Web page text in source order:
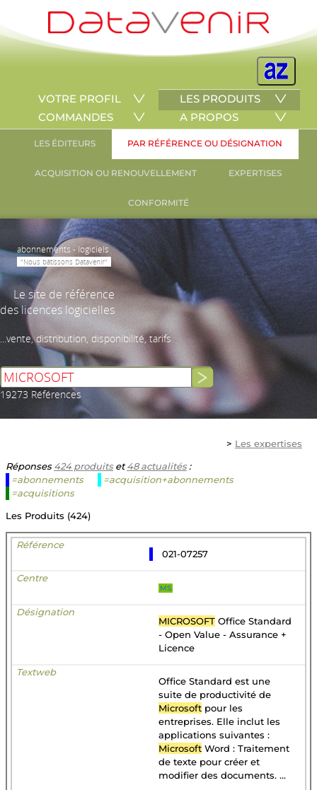
VOTRE PROFIL
LES PRODUITS
COMMANDES
A PROPOS
LES ÉDITEURS PAR RÉFÉRENCE OU DÉSIGNATION
ACQUISITION OU RENOUVELLEMENT EXPERTISES
CONFORMITÉ
abonnements - logiciels
"Nous bâtissons Datavenir"
Le site de référence
des licences logicielles
...vente, distribution, disponibilité, tarifs
19273 Références
> Les expertises
Réponses424 produitset48 actualités:
=abonnements
=acquisition+abonnements
=acquisitions
Les Produits (424)
021-07257
MS
MICROSOFT Office Standard
- Open Value - Assurance +
Licence
Office Standard est une
suite de productivité de
Microsoft pour les
entreprises. Elle inclut les
applications suivantes :
Microsoft Word : Traitement
de texte pour créer et
modifier des documents. ...